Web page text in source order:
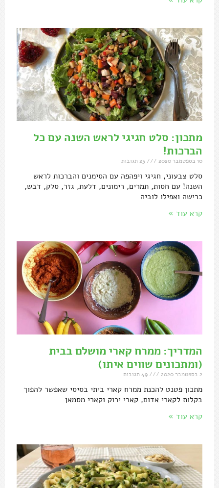
מתכון: סלט חגיגי לראש השנה עם כל
הברכות!
10 בספטמבר 2020
סלט צבעוני, חגיגי ויפהפה עם הסימנים והברכות לראש
השנה! עם חסות, תמרים, רימונים, דלעת, גזר, סלק, דבש,
כרישה ואפילו לוביה
קרא עוד »
המדריך: ממרח קארי מושלם בבית
(ומתכונים שווים איתו)
2 בספטמבר 2020
מתכון פטנט להכנת ממרח קארי ביתי בסיסי שאפשר להפוך
בקלות לקארי אדום, קארי ירוק וקארי מסמאן
קרא עוד »